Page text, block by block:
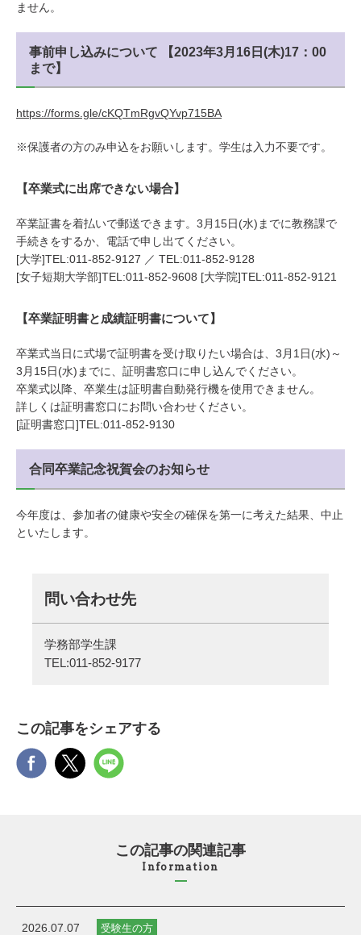
ません。
事前申し込みについて 【2023年3月16日(木)17：00
まで】
https://forms.gle/cKQTmRgvQYvp715BA
※保護者の方のみ申込をお願いします。学生は入力不要です。
【卒業式に出席できない場合】
卒業証書を着払いで郵送できます。3月15日(水)までに教務課で
手続きをするか、電話で申し出てください。
[大学]TEL:011-852-9127 ／ TEL:011-852-9128
[女子短期大学部]TEL:011-852-9608 [大学院]TEL:011-852-9121
【卒業証明書と成績証明書について】
卒業式当日に式場で証明書を受け取りたい場合は、3月1日(水)～
3月15日(水)までに、証明書窓口に申し込んでください。
卒業式以降、卒業生は証明書自動発行機を使用できません。
詳しくは証明書窓口にお問い合わせください。
[証明書窓口]TEL:011-852-9130
合同卒業記念祝賀会のお知らせ
今年度は、参加者の健康や安全の確保を第一に考えた結果、中止
といたします。
問い合わせ先
学務部学生課
TEL:011-852-9177
この記事をシェアする
この記事の関連記事
Information
2026.07.07 受験生の方